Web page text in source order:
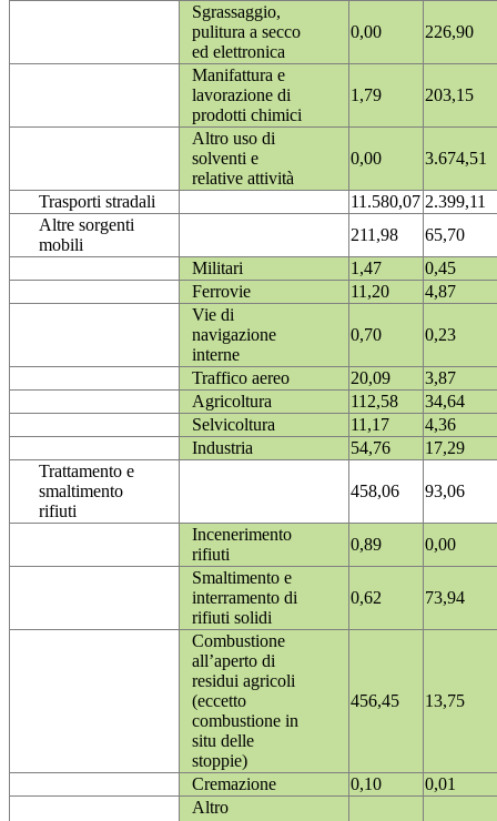
Sgrassaggio,
pulitura a secco
ed elettronica
0,00 226,90
Manifattura e
lavorazione di
prodotti chimici
1,79 203,15
Altro uso di
solventi e
relative attività
0,00 3.674,51
Trasporti stradali 11.580,07 2.399,11
Altre sorgenti
mobili
211,98
65,70
Militari
1,47
0,45
Ferrovie
11,20
4,87
Vie di
navigazione
interne
0,70 0,23
Traffico aereo 20,09
3,87
Agricoltura
112,58
34,64
Selvicoltura
11,17
4,36
Industria
54,76
17,29
Trattamento e
smaltimento
rifiuti
458,06 93,06
Incenerimento
rifiuti
0,89
0,00
Smaltimento e
interramento di
rifiuti solidi
0,62 73,94
Combustione
all’aperto di
residui agricoli
(eccetto
combustione in
situ delle
stoppie)
456,45 13,75
Cremazione 0,10
0,01
Altro